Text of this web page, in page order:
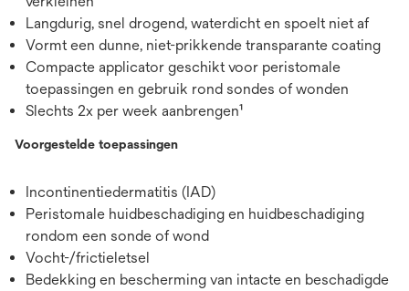
Langdurig, snel drogend, waterdicht en spoelt niet af
Vormt een dunne, niet-prikkende transparante coating
Compacte applicator geschikt voor peristomale
toepassingen en gebruik rond sondes of wonden
Slechts 2x per week aanbrengen¹
Voorgestelde toepassingen
Incontinentiedermatitis (IAD)
Peristomale huidbeschadiging en huidbeschadiging
rondom een sonde of wond
Vocht-/frictieletsel
Bedekking en bescherming van intacte en beschadigde